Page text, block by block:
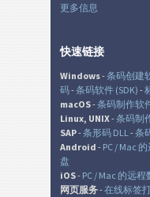
更多信息
快速链接
Windows-条码创建
码-条码软件 (SDK) -
macOS-条码制作软
Linux, UNIX-条码制
SAP-条形码 DLL-条
Android - PC / Mac
盘
iOS- PC / Mac 的远
网页服务-在线标签